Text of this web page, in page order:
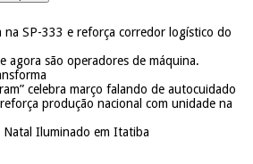
na SP-333 e reforça corredor logístico do
agora são operadores de máquina.
celebra março falando de autocuidado
produção nacional com unidade na
Natal Iluminado em Itatiba